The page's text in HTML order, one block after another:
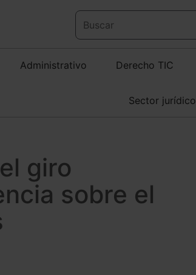
Administrativo Derecho TIC
Sector jurídico
giro
sobre el